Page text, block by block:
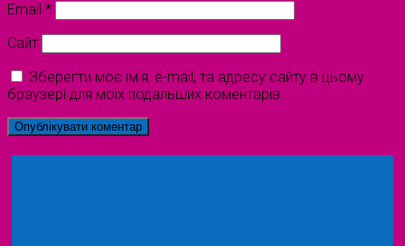
Email *
Сайт
Зберегти моє ім'я, e-mail, та адресу сайту в цьому
браузері для моїх подальших коментарів.